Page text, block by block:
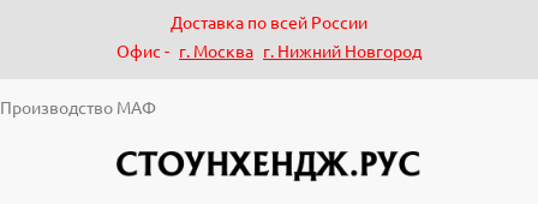
Доставка по всей России
Офис - г. Москва г. Нижний Новгород
Производство МАФ